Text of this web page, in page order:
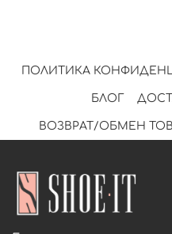
ПОЛИТИКА
БЛОГ
ВОЗВРАТ/ОБМЕН